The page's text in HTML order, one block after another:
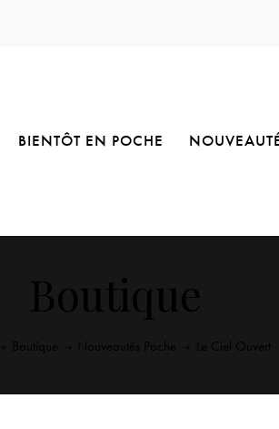
BIENTÔT EN POCHE